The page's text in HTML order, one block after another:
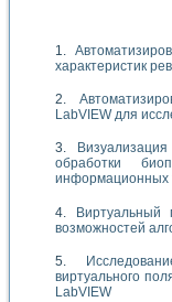
характеристик
LabVIEW для
обработки
информационных
Виртуальный
возможностей
виртуального
LabVIEW